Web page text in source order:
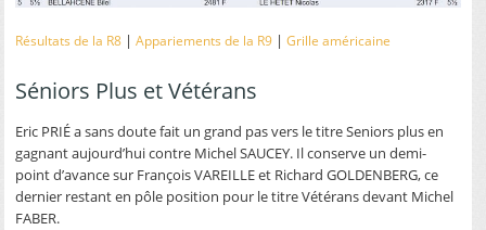
Résultats de la R8 |Appariements de la R9 |Grille américaine
Séniors Plus et Vétérans
Eric PRIÉ a sans doute fait un grand pas vers le titre Seniors plus en
gagnant aujourd’hui contre Michel SAUCEY. Il conserve un demi-
point d’avance sur François VAREILLE et Richard GOLDENBERG, ce
dernier restant en pôle position pour le titre Vétérans devant Michel
FABER.